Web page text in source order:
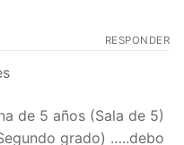
RESPONDER
de 5 años (Sala de 5)
grado) …..debo